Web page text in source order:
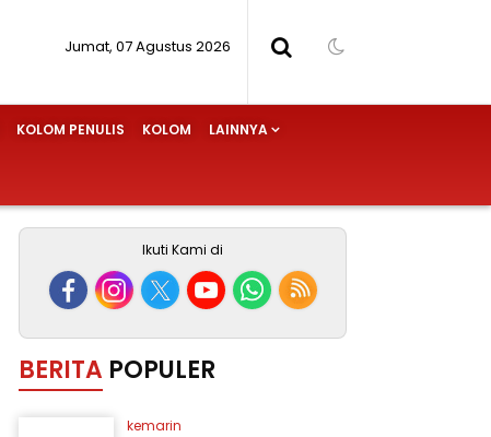
Jumat, 07 Agustus 2026
KOLOM PENULIS KOLOM LAINNYA
Ikuti Kami di
BERITA POPULER
kemarin